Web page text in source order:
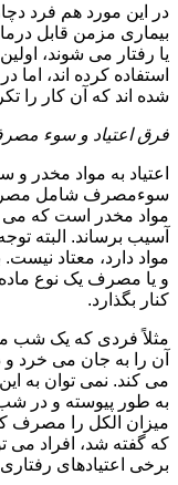
در این مورد هم فرد
بیماری مزمن قابل
یا رفتار می شوند،
استفاده کرده اند، اما
شده اند که آن کار را
فرق اعتیاد و سوء
اعتیاد به مواد مخدر
سوءمصرف شامل مصرف
مواد مخدر است که می
آسیب برساند. البته
مواد دارد، معتاد
و یا مصرف یک نوع ماده
کنار بگذارد.
مثلاً فردی که یک شب
آن را به جان می خرد
می کند. نمی توان به
به طور پیوسته و در
میزان الکل را مصرف
که گفته شد، افراد می
برخی اعتیادهای